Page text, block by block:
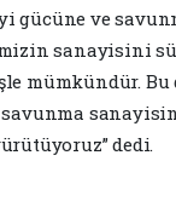
gücüne ve
sanayisini
mümkündür.
dedi.